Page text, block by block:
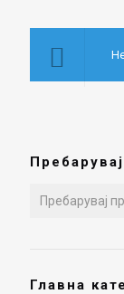
Пребарувај
Главна